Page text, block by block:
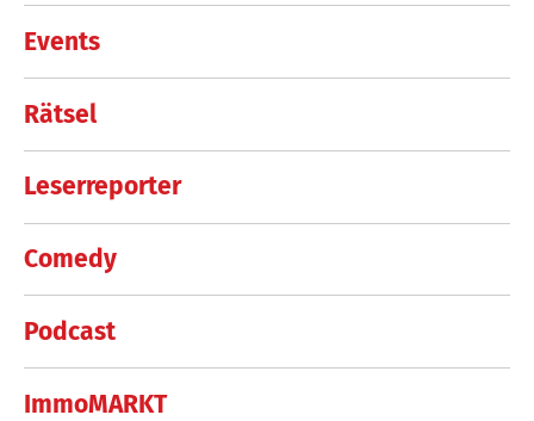
Events
Rätsel
Leserreporter
Comedy
Podcast
ImmoMARKT